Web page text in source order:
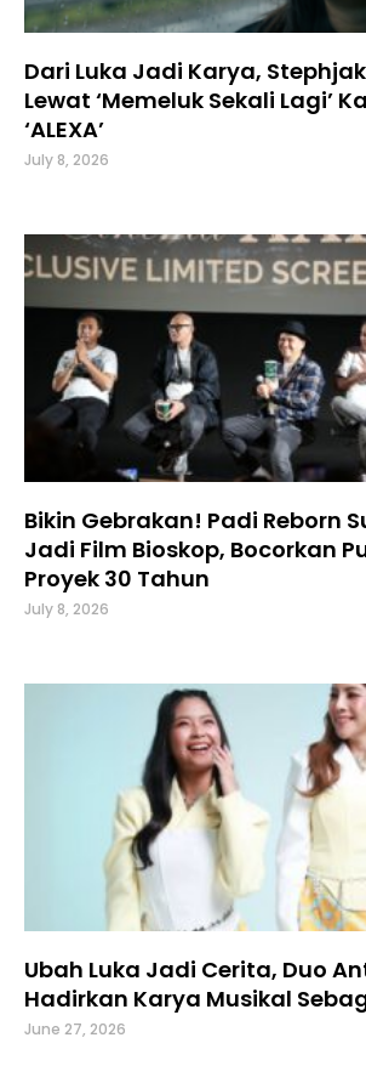
Dari Luka Jadi Karya,
Lewat ‘Memeluk Sekali Lagi’
‘ALEXA’
July 8, 2026
Bikin Gebrakan! Padi Reborn
Jadi Film Bioskop, Bocorkan
Proyek 30 Tahun
July 8, 2026
Ubah Luka Jadi Cerita, Duo
Hadirkan Karya Musikal
June 27, 2026